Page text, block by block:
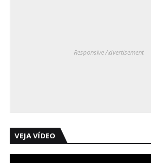
Responsive Advertisement
VEJA VÍDEO